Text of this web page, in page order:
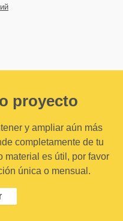
proyecto
y ampliar aún más
completamente de tu
material es útil, por favor
única o mensual.